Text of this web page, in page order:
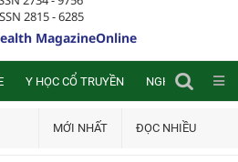
2815 - 6285
MagazineOnline
Y HỌC CỔ TRUYỀN NGHIÊN CỨU
MỚI NHẤT ĐỌC NHIỀU